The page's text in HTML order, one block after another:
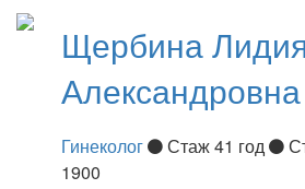
Щербина
Александровна
Гинеколог Стаж 41 год
1900